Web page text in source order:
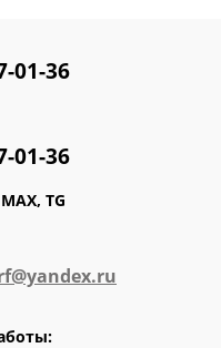
01-36
01-36
TG